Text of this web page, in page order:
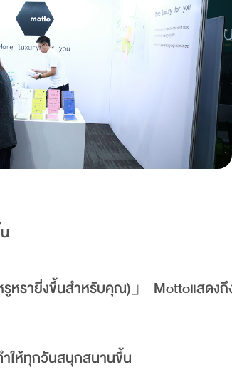
หรายิ่งขึ้นสำหรับคุณ)」 Mottoแสดง
ำให้ทุกวันสนุกสนานขึ้น